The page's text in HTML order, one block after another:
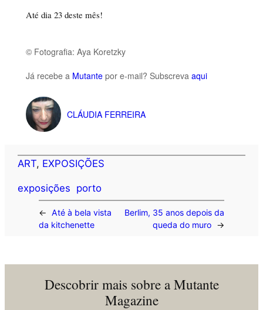
Até dia 23 deste mês!
© Fotografia: Aya Koretzky
Já recebe a Mutantepor e-mail? Subscreva aqui
CLÁUDIA FERREIRA
ART, EXPOSIÇÕES
exposições porto
←
Até à bela vista
da kitchenette
Berlim, 35 anos depois da
queda do muro
→
Descobrir mais sobre a Mutante
Magazine